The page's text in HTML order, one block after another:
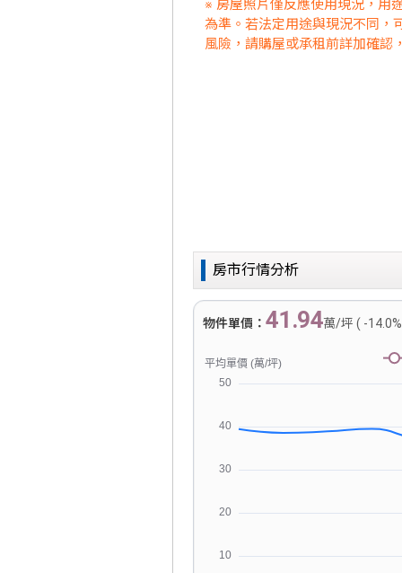
※ 房屋照片僅反應使用現況，用
為準。若法定用途與現況不同，
風險，請購屋或承租前詳加確認
房市行情分析
物件單價： 41.94萬/坪 ( -